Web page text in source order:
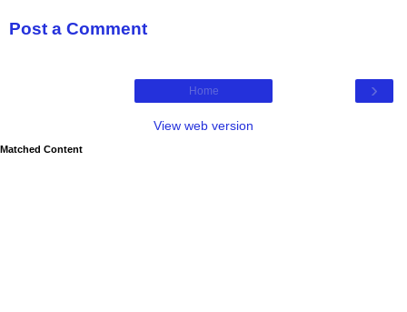
Post a Comment
›
Home
View web version
Matched Content